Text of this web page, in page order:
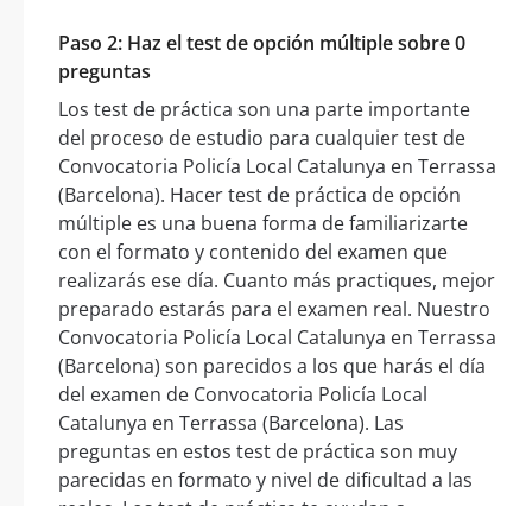
Paso 2: Haz el test de opción múltiple sobre 0
preguntas
Los test de práctica son una parte importante
del proceso de estudio para cualquier test de
Convocatoria Policía Local Catalunya en Terrassa
(Barcelona). Hacer test de práctica de opción
múltiple es una buena forma de familiarizarte
con el formato y contenido del examen que
realizarás ese día. Cuanto más practiques, mejor
preparado estarás para el examen real. Nuestro
Convocatoria Policía Local Catalunya en Terrassa
(Barcelona) son parecidos a los que harás el día
del examen de Convocatoria Policía Local
Catalunya en Terrassa (Barcelona). Las
preguntas en estos test de práctica son muy
parecidas en formato y nivel de dificultad a las